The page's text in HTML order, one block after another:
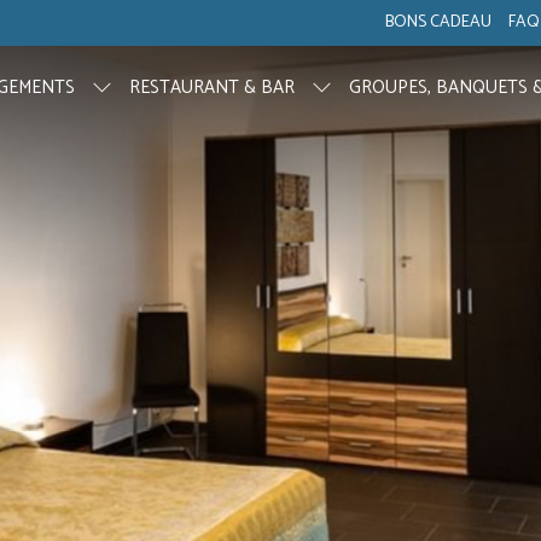
BONS CADEAU FAQ
RESTAURANT & BAR GROUPES, BANQUETS